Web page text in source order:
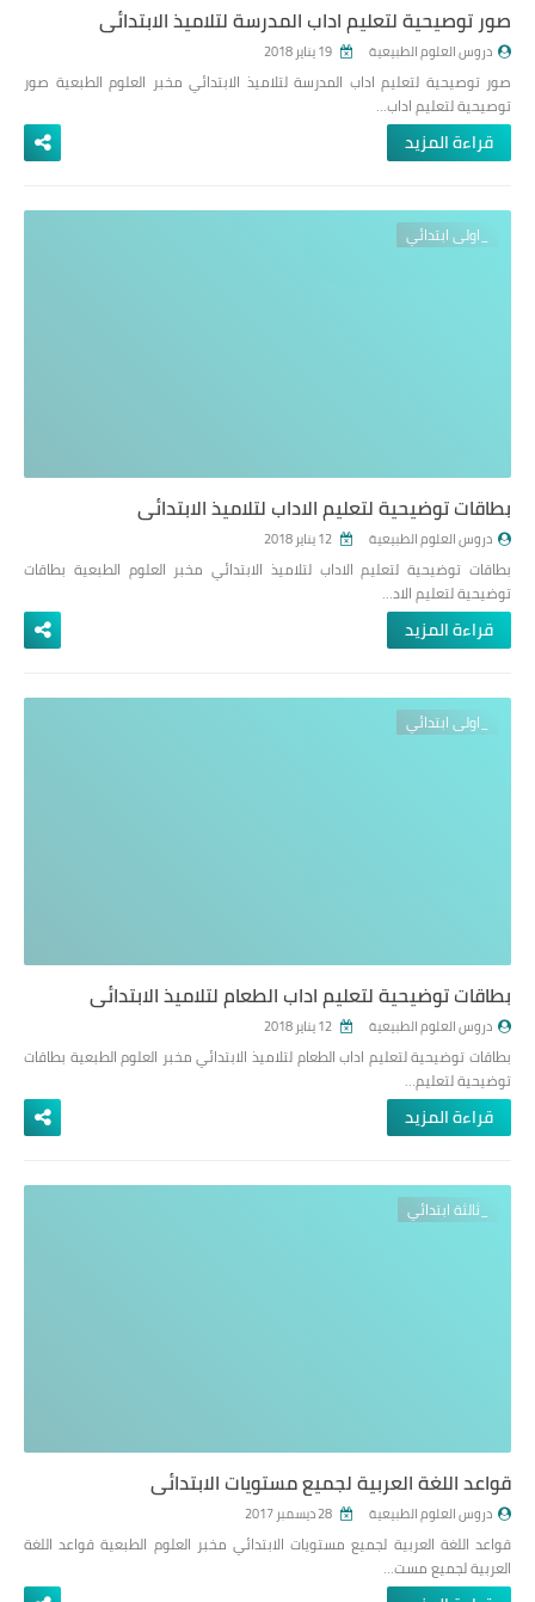
صور توصيحية لتعليم اداب المدرسة لتلاميذ الابتدائي
دروس العلوم الطبيعية
صور توصيحية لتعليم اداب المدرسة لتلاميذ الابتدائي مخبر العلوم الطبعية صور
توصيحية لتعليم اداب…
قراءة المزيد
_اولى ابتدائي
بطاقات توضيحية لتعليم الاداب لتلاميذ الابتدائي
دروس العلوم الطبيعية
بطاقات توضيحية لتعليم الاداب لتلاميذ الابتدائي مخبر العلوم الطبعية بطاقات
توضيحية لتعليم الاد…
قراءة المزيد
_اولى ابتدائي
بطاقات توضيحية لتعليم اداب الطعام لتلاميذ الابتدائي
دروس العلوم الطبيعية
بطاقات توضيحية لتعليم اداب الطعام لتلاميذ الابتدائي مخبر العلوم الطبعية بطاقات
توضيحية لتعليم…
قراءة المزيد
_ثالثة ابتدائي
قواعد اللغة العربية لجميع مستويات الابتدائي
دروس العلوم الطبيعية
قواعد اللغة العربية لجميع مستويات الابتدائي مخبر العلوم الطبعية قواعد اللغة
العربية لجميع مست…